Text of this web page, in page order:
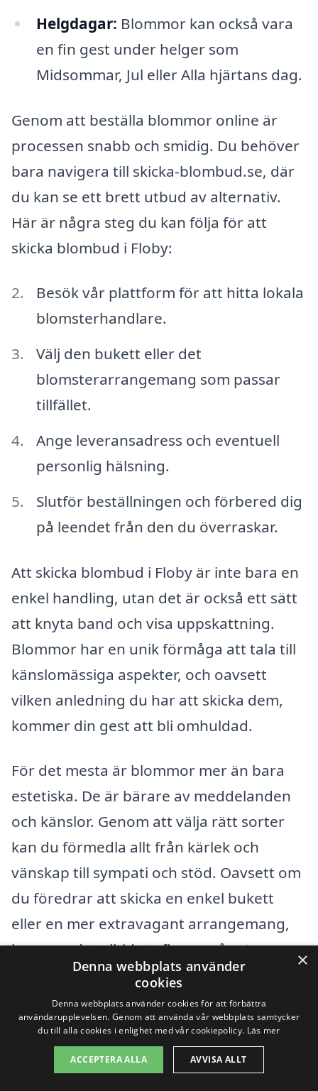
Helgdagar: Blommor kan också vara
en fin gest under helger som
Midsommar, Jul eller Alla hjärtans dag.
Genom att beställa blommor online är
processen snabb och smidig. Du behöver
bara navigera till skicka-blombud.se, där
du kan se ett brett utbud av alternativ.
Här är några steg du kan följa för att
skicka blombud i Floby:
Besök vår plattform för att hitta lokala
blomsterhandlare.
Välj den bukett eller det
blomsterarrangemang som passar
tillfället.
Ange leveransadress och eventuell
personlig hälsning.
Slutför beställningen och förbered dig
på leendet från den du överraskar.
Att skicka blombud i Floby är inte bara en
enkel handling, utan det är också ett sätt
att knyta band och visa uppskattning.
Blommor har en unik förmåga att tala till
känslomässiga aspekter, och oavsett
vilken anledning du har att skicka dem,
kommer din gest att bli omhuldad.
För det mesta är blommor mer än bara
estetiska. De är bärare av meddelanden
och känslor. Genom att välja rätt sorter
kan du förmedla allt från kärlek och
vänskap till sympati och stöd. Oavsett om
du föredrar att skicka en enkel bukett
eller en mer extravagant arrangemang,
kommer det alltid att finnas något som
Det är också värt att notera att vissa
blommor har specifika betydelser. Till
exempel symboliserar röda rosor passion,
×
Denna webbplats använder
cookies
Denna webbplats använder cookies för att förbättra
användarupplevelsen. Genom att använda vår webbplats samtycker
du till alla cookies i enlighet med vår cookiepolicy. Läs mer
ACCEPTERA ALLA AVVISA ALLT